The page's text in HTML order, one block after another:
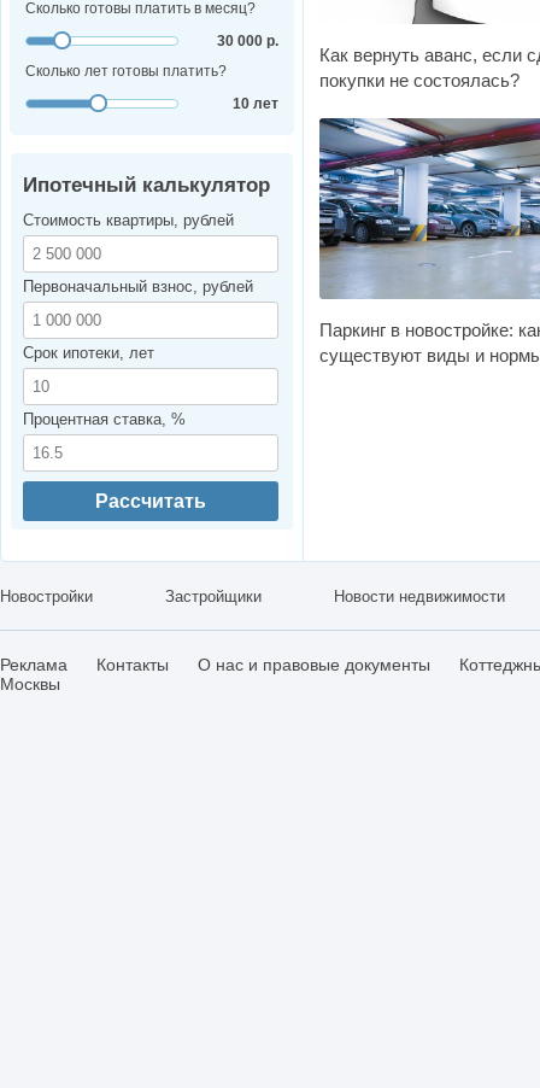
Как вернуть аванс, если
покупки не состоялась?
Паркинг в новостройке:
существуют виды и
Сколько готовы платить в месяц?
30 000 р.
Сколько лет готовы платить?
10 лет
Ипотечный калькулятор
Стоимость квартиры, рублей
Первоначальный взнос, рублей
Срок ипотеки, лет
Процентная ставка, %
Рассчитать
Новостройки Застройщики Новости недвижимости
Реклама Контакты О нас и правовые документы
Москвы